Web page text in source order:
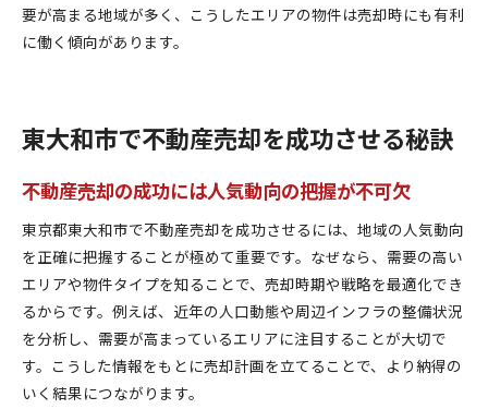
要が高まる地域が多く、こうしたエリアの物件は売却時にも有利
に働く傾向があります。
東大和市で不動産売却を成功させる秘訣
不動産売却の成功には人気動向の把握が不可欠
東京都東大和市で不動産売却を成功させるには、地域の人気動向
を正確に把握することが極めて重要です。なぜなら、需要の高い
エリアや物件タイプを知ることで、売却時期や戦略を最適化でき
るからです。例えば、近年の人口動態や周辺インフラの整備状況
を分析し、需要が高まっているエリアに注目することが大切で
す。こうした情報をもとに売却計画を立てることで、より納得の
いく結果につながります。